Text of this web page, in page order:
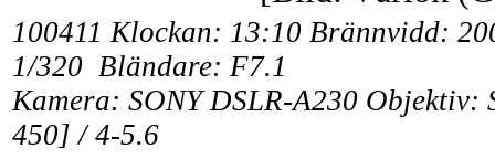
100411 Klockan: 13:10 Brännvidd:
1/320 Bländare: F7.1
Kamera: SONY DSLR-A230
450] / 4-5.6